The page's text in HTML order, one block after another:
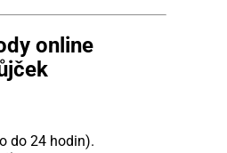
online
do 24 hodin).